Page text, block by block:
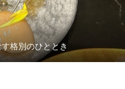
格別のひととき